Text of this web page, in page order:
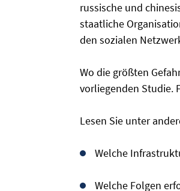
russische und
staatliche
den sozialen
Wo die größten
vorliegenden Studie.
Lesen Sie unter
Welche
Welche Folgen